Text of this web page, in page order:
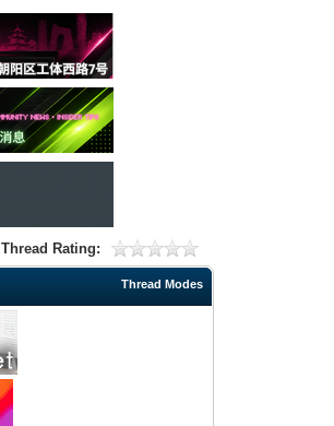
Thread Rating:
Thread Modes